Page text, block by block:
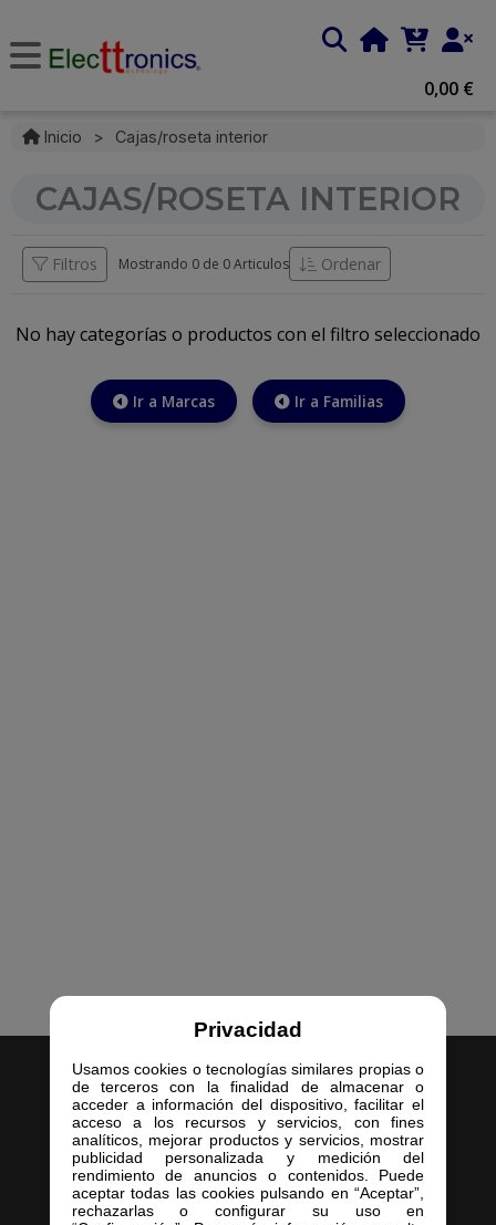
Privacidad
Usamos cookies o tecnologías similares propias o
de terceros con la finalidad de almacenar o
acceder a información del dispositivo, facilitar el
acceso a los recursos y servicios, con fines
analíticos, mejorar productos y servicios, mostrar
publicidad personalizada y medición del
rendimiento de anuncios o contenidos. Puede
aceptar todas las cookies pulsando en “Aceptar”,
rechazarlas o configurar su uso en
0,00 €
Inicio > Cajas/roseta interior
CAJAS/ROSETA INTERIOR
Filtros Mostrando 0 de 0 Articulos Ordenar
No hay categorías o productos con el filtro seleccionado
Ir a Marcas Ir a Familias
Inicio
Empresa